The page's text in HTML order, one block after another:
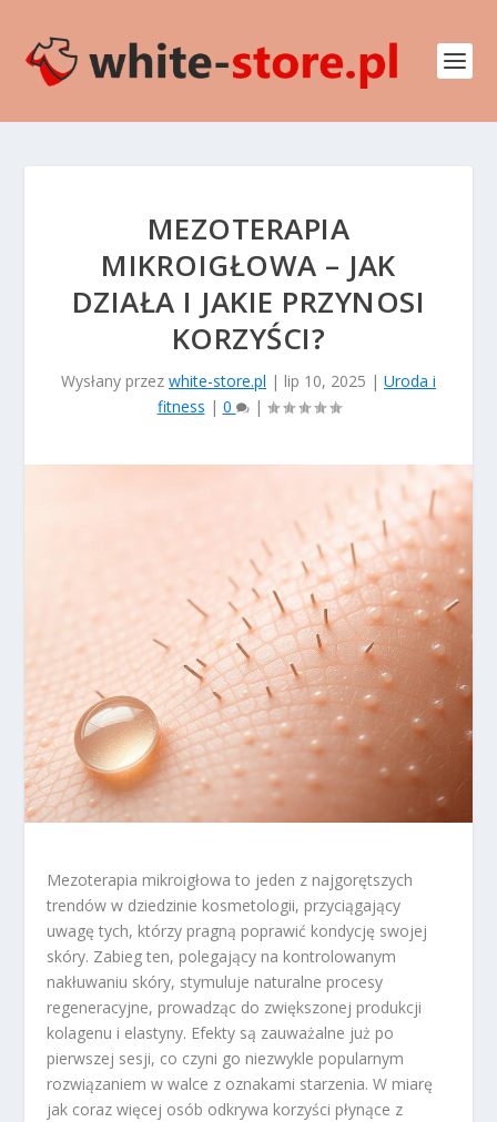
MEZOTERAPIA
MIKROIGŁOWA – JAK
DZIAŁA I JAKIE PRZYNOSI
KORZYŚCI?
Wysłany przez white-store.pl | lip 10, 2025 | Uroda i
fitness | 0 |
Mezoterapia mikroigłowa to jeden z najgorętszych
trendów w dziedzinie kosmetologii, przyciągający
uwagę tych, którzy pragną poprawić kondycję swojej
skóry. Zabieg ten, polegający na kontrolowanym
nakłuwaniu skóry, stymuluje naturalne procesy
regeneracyjne, prowadząc do zwiększonej produkcji
kolagenu i elastyny. Efekty są zauważalne już po
pierwszej sesji, co czyni go niezwykle popularnym
rozwiązaniem w walce z oznakami starzenia. W miarę
jak coraz więcej osób odkrywa korzyści płynące z